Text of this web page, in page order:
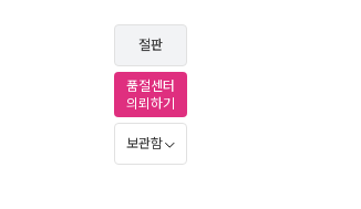
절판
품절센터
의뢰하기
보관함